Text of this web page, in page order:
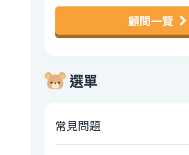
顧問一覽
選單
常見問題